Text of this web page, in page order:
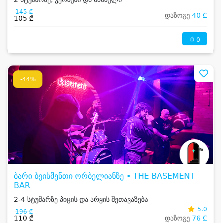
145 ₾
105 ₾ დაზოგე 40 ₾
0
-44%
ბარი ბეისმენთი ორბელიანზე • THE BASEMENT
BAR
2-4 სტუმარზე პიცის და არყის შეთავაზება
196 ₾
110 ₾
5.0
დაზოგე 76 ₾